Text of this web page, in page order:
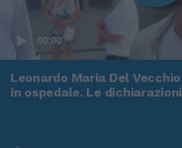
00:00
Leonardo Maria Del
in ospedale. Le